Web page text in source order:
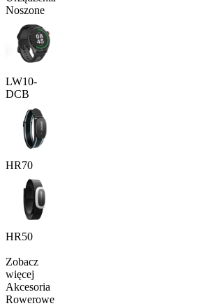
Noszone
LW10-
DCB
HR70
HR50
Zobacz
więcej
Akcesoria
Rowerowe